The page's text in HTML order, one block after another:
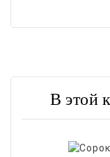
В этой